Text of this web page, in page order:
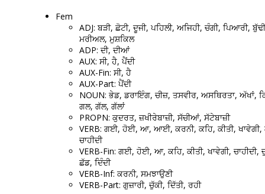
Fem
ADJ: ਬੜੀ, ਛੋਟੀ, ਦੂਜੀ, ਪਹਿਲੀ, ਅਜਿਹੀ, ਚੰਗੀ, ਪਿਆਰੀ,
ਮਰੀਅਲ, ਮੁਸ਼ਕਿਲ
ADP: ਦੀ, ਦੀਆਂ
AUX: ਸੀ, ਹੈ, ਪੈਂਦੀ
AUX-Fin: ਸੀ, ਹੈ
AUX-Part: ਪੈਂਦੀ
NOUN: ਭੇਡ, ਡਰਾਇੰਗ, ਚੀਜ਼, ਤਸਵੀਰ, ਅਸਥਿਰਤਾ, ਅੱਖਾਂ,
ਗਲ, ਗੱਲ, ਗੱਲਾਂ
PROPN: ਕੁਦਰਤ, ਜ਼ਖੀਰੇਬਾਜ਼ੀ, ਸੱਚੀਆਂ, ਸੱਟੇਬਾਜ਼ੀ
VERB: ਗਈ, ਹੋਈ, ਆ, ਆਈ, ਕਰਨੀ, ਕਹਿ, ਕੀਤੀ, ਖਾਵੇਗੀ,
ਚਾਹੀਦੀ
VERB-Fin: ਗਈ, ਹੋਈ, ਆ, ਕਹਿ, ਕੀਤੀ, ਖਾਵੇਗੀ, ਚਾਹੀਦੀ,
ਛੱਡ, ਦਿੰਦੀ
VERB-Inf: ਕਰਨੀ, ਸਮਝਾਉਣੀ
VERB-Part: ਗੁਜ਼ਾਰੀ, ਚੁੱਕੀ, ਦਿੱਤੀ, ਰਹੀ